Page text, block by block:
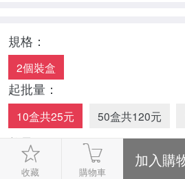
規格：
2個裝盒
起批量：
10盒共25元 50盒共120元
數量：
-
+
收藏 購物車